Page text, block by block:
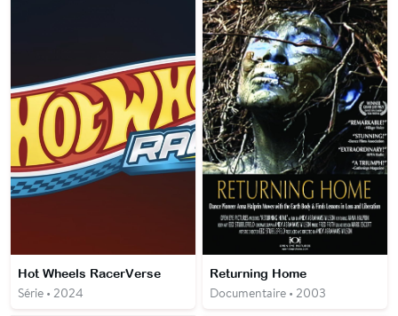
Hot Wheels RacerVerse
Série • 2024
Returning Home
Documentaire • 2003